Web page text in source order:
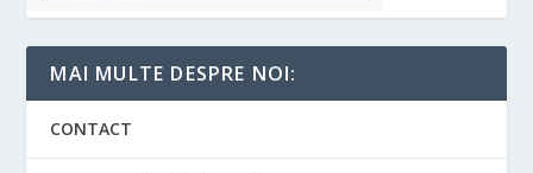
MAI MULTE DESPRE NOI:
CONTACT